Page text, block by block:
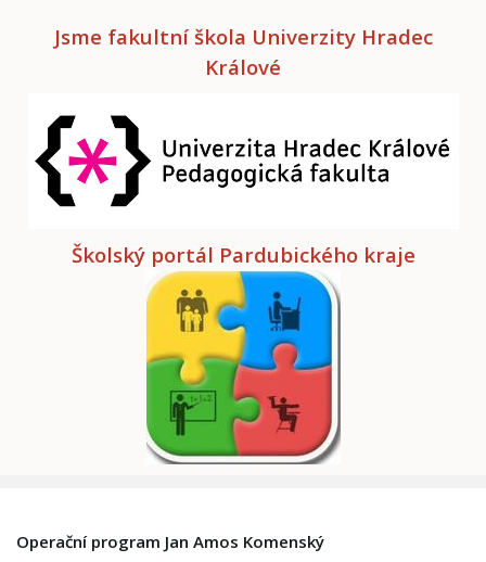
Jsme fakultní škola Univerzity Hradec
Králové
Školský portál Pardubického kraje
Operační program Jan Amos Komenský